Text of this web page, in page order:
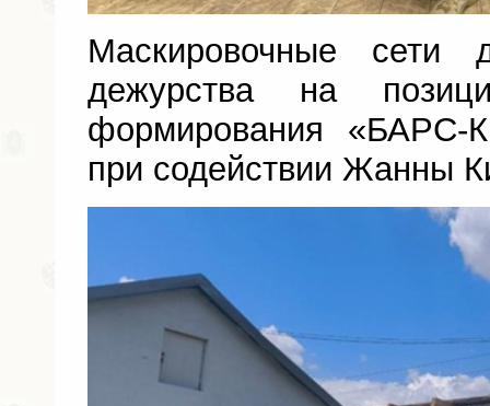
Маскировочные сети
дежурства на
формирования «БАРС-
при содействии Жанны